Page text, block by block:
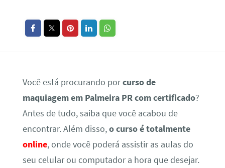
Você está procurando porcurso de
maquiagem em Palmeira PR com certificado?
Antes de tudo, saiba que você acabou de
encontrar. Além disso,o curso é totalmente
online, onde você poderá assistir as aulas do
seu celular ou computador a hora que desejar.